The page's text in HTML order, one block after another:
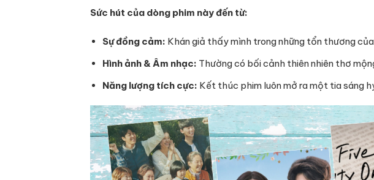
Sức hút của dòng phim này đến từ:
Sự đồng cảm: Khán giả thấy mình trong những tổn thương
Hình ảnh & Âm nhạc: Thường có bối cảnh thiên nhiên thơ
Năng lượng tích cực: Kết thúc phim luôn mở ra một tia sáng